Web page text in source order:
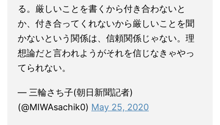
る。厳しいことを書くから付き合わないと
か、付き合ってくれないから厳しいことを聞
かないという関係は、信頼関係じゃない。理
想論だと言われようがそれを信じなきゃやっ
てられない。
— 三輪さち子(朝日新聞記者)
(@MIWAsachik0) May 25, 2020